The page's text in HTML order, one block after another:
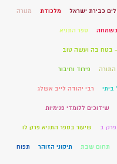
כבירת ישראל מלכודת מנורה
בשמחה ספר התניא
בטח בה ועשה טוב
התורה פירוד וחיבור
רבי יהודה לייב אשלג
שידוכים ללומדי פנימיות
פרק ב שיעור בספר התניא פרק לו
תחום שבת תיקוני הזוהר תפוח